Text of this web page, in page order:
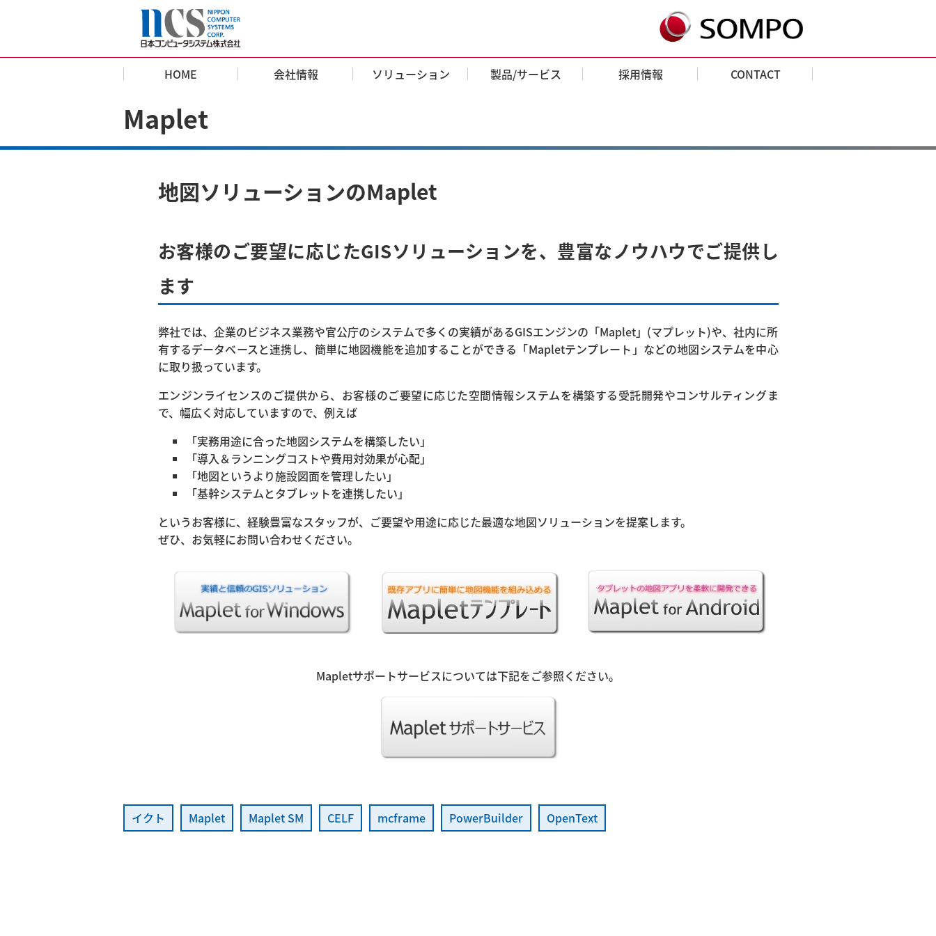
HOME 会社情報 ソリューション 製品/サービス 採用情報 CONTACT
Maplet
地図ソリューションのMaplet
お客様のご要望に応じたGISソリューションを、豊富なノウハウでご提供し
ます
弊社では、企業のビジネス業務や官公庁のシステムで多くの実績があるGISエンジンの「Maplet」(マプレット)や、社内に所
有するデータベースと連携し、簡単に地図機能を追加することができる「Mapletテンプレート」などの地図システムを中心
に取り扱っています。
エンジンライセンスのご提供から、お客様のご要望に応じた空間情報システムを構築する受託開発やコンサルティングま
で、幅広く対応していますので、例えば
「実務用途に合った地図システムを構築したい」
「導入＆ランニングコストや費用対効果が心配」
「地図というより施設図面を管理したい」
「基幹システムとタブレットを連携したい」
というお客様に、経験豊富なスタッフが、ご要望や用途に応じた最適な地図ソリューションを提案します。
ぜひ、お気軽にお問い合わせください。
Mapletサポートサービスについては下記をご参照ください。
イクト Maplet Maplet SM CELF mcframe PowerBuilder OpenText